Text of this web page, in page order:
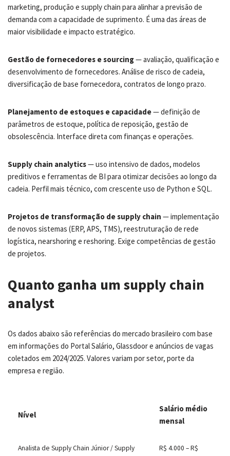
marketing, produção e supply chain para alinhar a previsão de
demanda com a capacidade de suprimento. É uma das áreas de
maior visibilidade e impacto estratégico.
Gestão de fornecedores e sourcing— avaliação, qualificação e
desenvolvimento de fornecedores. Análise de risco de cadeia,
diversificação de base fornecedora, contratos de longo prazo.
Planejamento de estoques e capacidade— definição de
parâmetros de estoque, política de reposição, gestão de
obsolescência. Interface direta com finanças e operações.
Supply chain analytics— uso intensivo de dados, modelos
preditivos e ferramentas de BI para otimizar decisões ao longo da
cadeia. Perfil mais técnico, com crescente uso de Python e SQL.
Projetos de transformação de supply chain — implementação
de novos sistemas (ERP, APS, TMS), reestruturação de rede
logística, nearshoring e reshoring. Exige competências de gestão
de projetos.
Quanto ganha um supply chain
analyst
Os dados abaixo são referências do mercado brasileiro com base
em informações do Portal Salário, Glassdoor e anúncios de vagas
coletados em 2024/2025. Valores variam por setor, porte da
empresa e região.
Nível
Salário médio
mensal
Analista de Supply Chain Júnior / Supply
R$ 4.000 – R$